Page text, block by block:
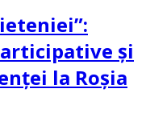
și
la Roșia